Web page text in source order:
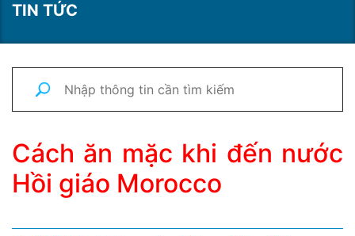
TIN TỨC
Cách ăn mặc khi đến nước
Hồi giáo Morocco